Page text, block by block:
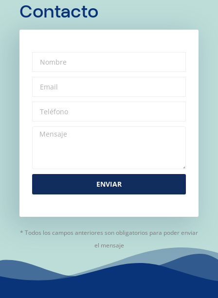
Contacto
ENVIAR
* Todos los campos anteriores son obligatorios para poder enviar
el mensaje